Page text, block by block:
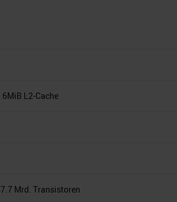
6MiB L2-Cache
Mrd. Transistoren